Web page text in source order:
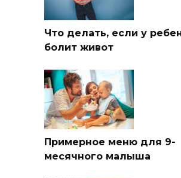
Что делать, если у
болит живот
Примерное меню для 9-
месячного малыша